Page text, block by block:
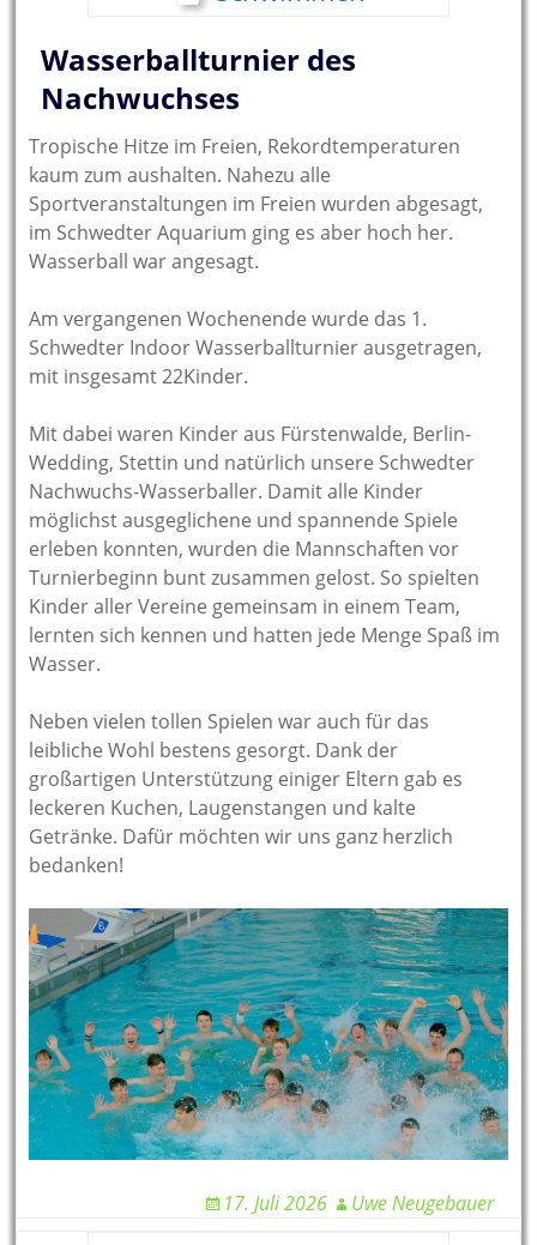
Wasserballturnier des
Nachwuchses
Tropische Hitze im Freien, Rekordtemperaturen
kaum zum aushalten. Nahezu alle
Sportveranstaltungen im Freien wurden abgesagt,
im Schwedter Aquarium ging es aber hoch her.
Wasserball war angesagt.
Am vergangenen Wochenende wurde das 1.
Schwedter Indoor Wasserballturnier ausgetragen,
mit insgesamt 22Kinder.
Mit dabei waren Kinder aus Fürstenwalde, Berlin-
Wedding, Stettin und natürlich unsere Schwedter
Nachwuchs-Wasserballer. Damit alle Kinder
möglichst ausgeglichene und spannende Spiele
erleben konnten, wurden die Mannschaften vor
Turnierbeginn bunt zusammen gelost. So spielten
Kinder aller Vereine gemeinsam in einem Team,
lernten sich kennen und hatten jede Menge Spaß im
Wasser.
Neben vielen tollen Spielen war auch für das
leibliche Wohl bestens gesorgt. Dank der
großartigen Unterstützung einiger Eltern gab es
leckeren Kuchen, Laugenstangen und kalte
Getränke. Dafür möchten wir uns ganz herzlich
bedanken!
17. Juli 2026 Uwe Neugebauer